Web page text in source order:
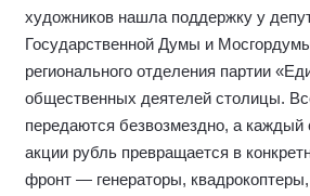
художников нашла поддержку у
Государственной Думы и
регионального отделения партии
общественных деятелей столицы.
передаются безвозмездно, а
акции рубль превращается в
фронт — генераторы, квадрокоптеры,